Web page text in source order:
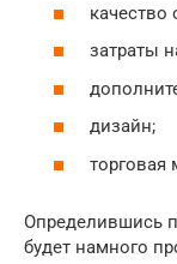
качество
затраты
дизайн;
торговая
Определившись
будет намного